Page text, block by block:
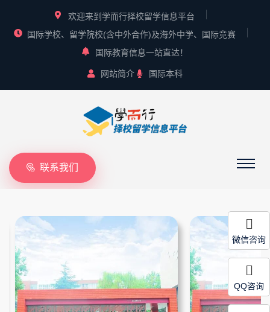
欢迎来到学而行择校留学信息平台
国际学校、留学院校(含中外合作)及海外中学、国际竞赛
国际教育信息一站直达！
网站简介 国际本科
联系我们
微信咨询
QQ咨询